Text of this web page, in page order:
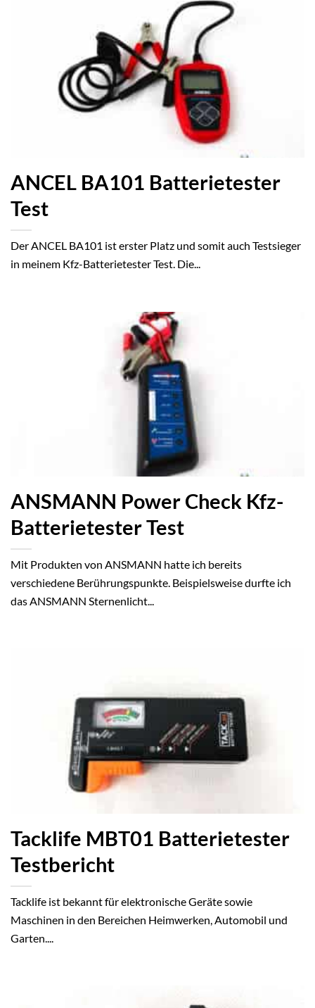
ANCEL BA101 Batterietester
Test
Der ANCEL BA101 ist erster Platz und somit auch Testsieger
in meinem Kfz-Batterietester Test. Die...
ANSMANN Power Check Kfz-
Batterietester Test
Mit Produkten von ANSMANN hatte ich bereits
verschiedene Berührungspunkte. Beispielsweise durfte ich
das ANSMANN Sternenlicht...
Tacklife MBT01 Batterietester
Testbericht
Tacklife ist bekannt für elektronische Geräte sowie
Maschinen in den Bereichen Heimwerken, Automobil und
Garten....